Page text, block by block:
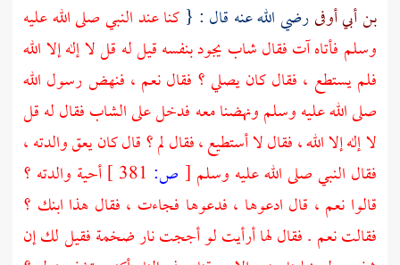
بن أبي أوفىرضي الله عنه قال : { كنا عند النبي صلى الله عليه
وسلم فأتاه آت فقال شاب يجود بنفسه قيل له قل لا إله إلا الله
فلم يستطع ، فقال كان يصلي ؟ فقال نعم ، فنهض رسول الله
صلى الله عليه وسلم ونهضنا معه فدخل على الشاب فقال له قل
لا إله إلا الله ، فقال لا أستطيع ، فقال لم ؟ قال كان يعق والدته ،
فقال النبي صلى الله عليه وسلم [ ص:
أحية والدته ؟
قالوا نعم ، قال ادعوها ، فدعوها فجاءت ، فقال هذا ابنك ؟
فقالت نعم . فقال لها أرأيت لو أججت نار ضخمة فقيل لك إن